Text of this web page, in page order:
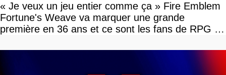
« Je veux un jeu entier comme ça » Fire Emblem
Fortune's Weave va marquer une grande
première en 36 ans et ce sont les fans de RPG en